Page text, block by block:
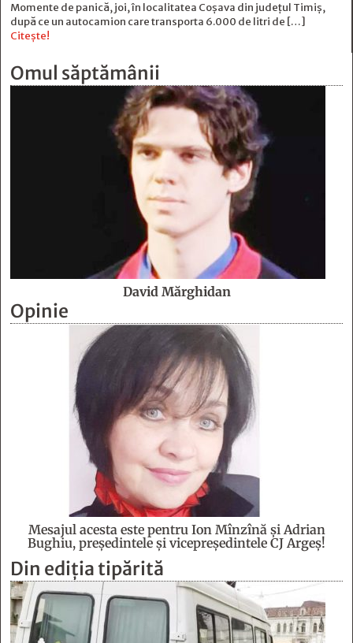
Momente de panică, joi, în localitatea Coșava din județul Timiș,
după ce un autocamion care transporta 6.000 de litri de […]
Citește!
Omul săptămânii
David Mărghidan
Opinie
Mesajul acesta este pentru Ion Mînzînă şi Adrian
Bughiu, preşedintele şi vicepreşedintele CJ Argeş!
Din ediția tipărită